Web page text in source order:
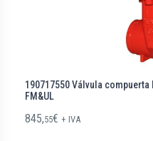
190717550 Válvula compuerta
FM&UL
845,55€ + IVA